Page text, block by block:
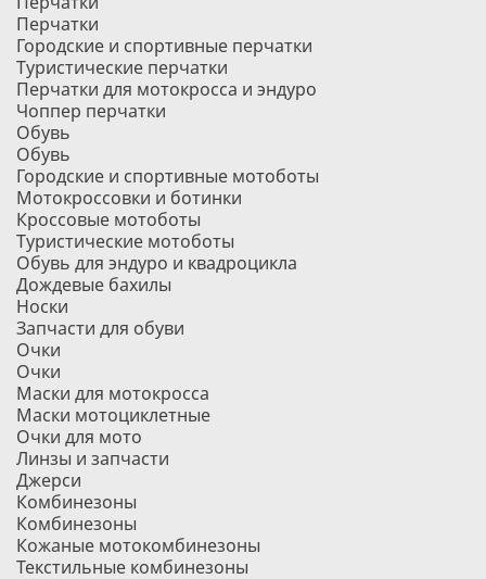
Перчатки
Городские и спортивные перчатки
Туристические перчатки
Перчатки для мотокросса и эндуро
Чоппер перчатки
Обувь
Обувь
Городские и спортивные мотоботы
Мотокроссовки и ботинки
Кроссовые мотоботы
Туристические мотоботы
Обувь для эндуро и квадроцикла
Дождевые бахилы
Носки
Запчасти для обуви
Очки
Очки
Маски для мотокросса
Маски мотоциклетные
Очки для мото
Линзы и запчасти
Джерси
Комбинезоны
Комбинезоны
Кожаные мотокомбинезоны
Текстильные комбинезоны